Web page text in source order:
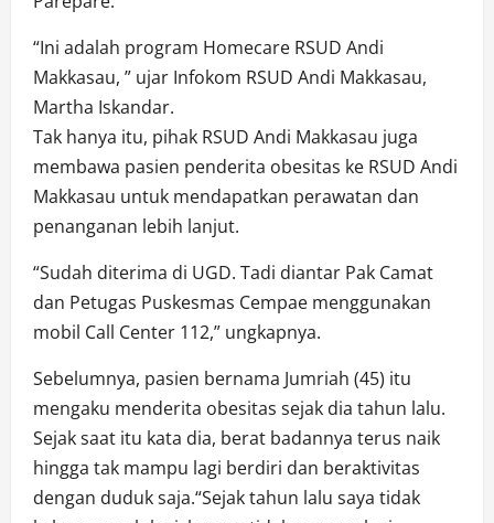
“Ini adalah program Homecare RSUD Andi
Makkasau, ” ujar Infokom RSUD Andi Makkasau,
Martha Iskandar.
Tak hanya itu, pihak RSUD Andi Makkasau juga
membawa pasien penderita obesitas ke RSUD Andi
Makkasau untuk mendapatkan perawatan dan
penanganan lebih lanjut.
“Sudah diterima di UGD. Tadi diantar Pak Camat
dan Petugas Puskesmas Cempae menggunakan
mobil Call Center 112,” ungkapnya.
Sebelumnya, pasien bernama Jumriah (45) itu
mengaku menderita obesitas sejak dia tahun lalu.
Sejak saat itu kata dia, berat badannya terus naik
hingga tak mampu lagi berdiri dan beraktivitas
dengan duduk saja.“Sejak tahun lalu saya tidak